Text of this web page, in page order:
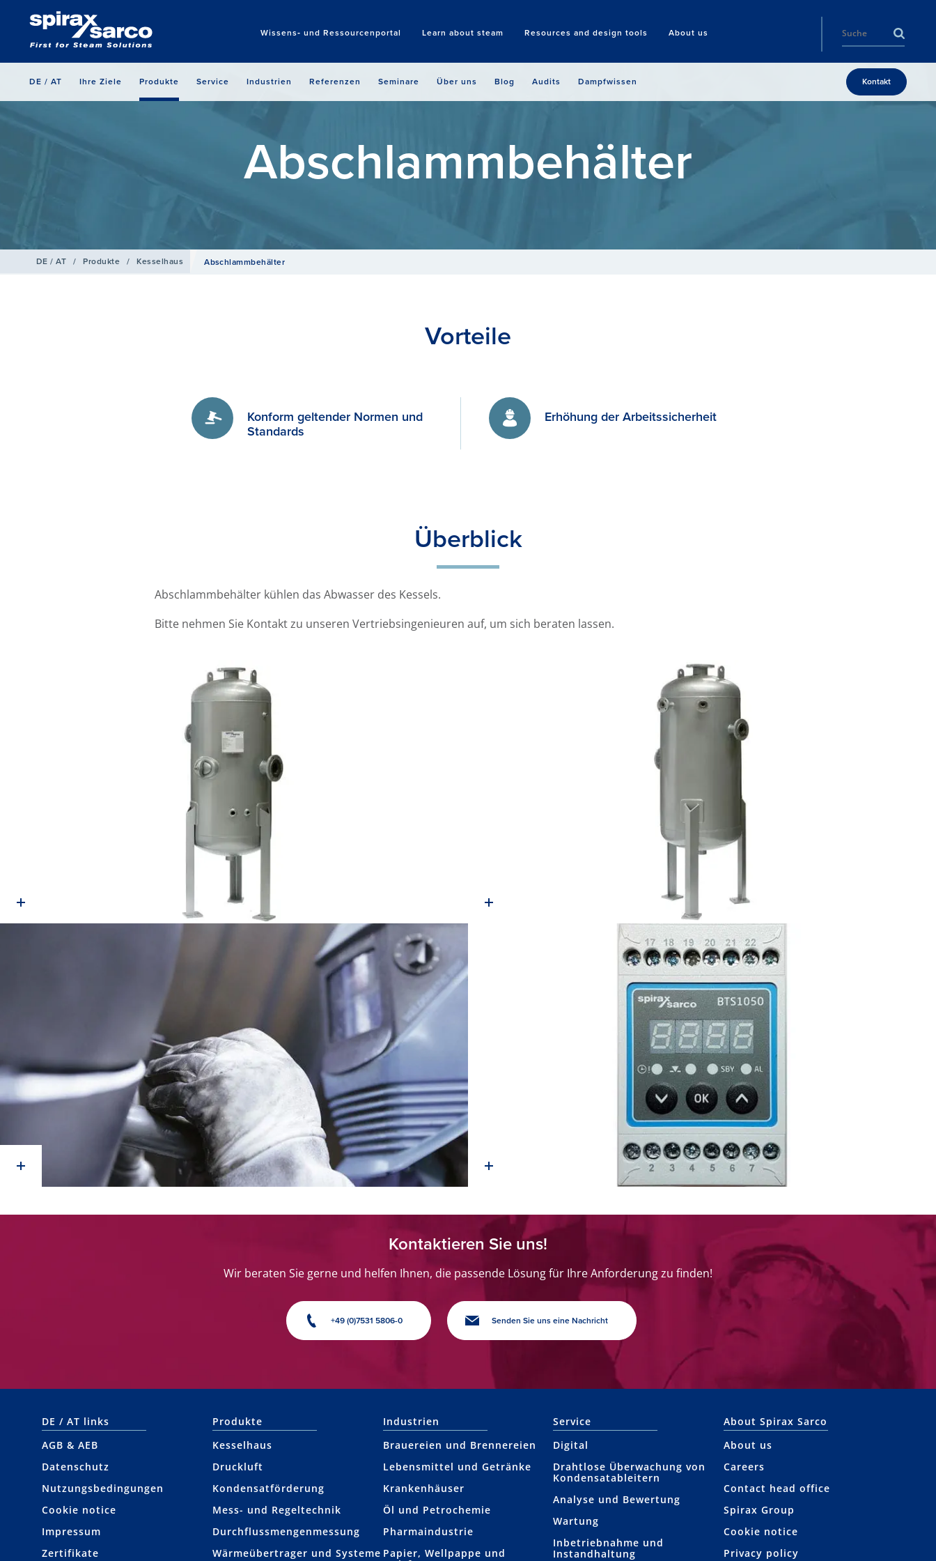
Wissens‑ und Ressourcenportal Learn about steam Resources and design tools About us
Search
DE / AT Ihre Ziele Produkte Service Industrien Referenzen Seminare Über uns Blog Audits Dampfwissen Kontakt
Abschlammbehälter
DE / AT / Produkte / Kesselhaus Abschlammbehälter
Vorteile
Konform geltender Normen und
Standards
Erhöhung der Arbeitssicherheit
Überblick
Abschlammbehälter kühlen das Abwasser des Kessels.
Bitte nehmen Sie Kontakt zu unseren Vertriebsingenieuren auf, um sich beraten lassen.
Kontaktieren Sie uns!
Wir beraten Sie gerne und helfen Ihnen, die passende Lösung für Ihre Anforderung zu finden!
+49 (0)7531 5806-0 Senden Sie uns eine Nachricht
DE / AT links
AGB & AEB
Datenschutz
Nutzungsbedingungen
Cookie notice
Impressum
Zertifikate
Produkte
Kesselhaus
Druckluft
Kondensat­förderung
Mess- und Regeltechnik
Durchflussmengen­­messung
Wärmeübertrager und Systeme
Industrien
Brauereien und Brennereien
Lebensmittel und Getränke
Krankenhäuser
Öl und Petrochemie
Pharmaindustrie
Papier, Wellpappe und
Service
Digital
Drahtlose Überwachung von
Kondensatableitern
Analyse und Bewertung
Wartung
Inbetriebnahme und
Instandhaltung
About Spirax Sarco
About us
Careers
Contact head office
Spirax Group
Cookie notice
Privacy policy